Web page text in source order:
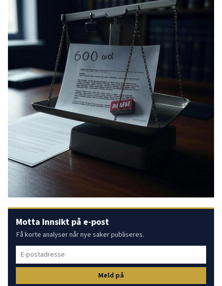
Motta Innsikt på e-post
Få korte analyser når nye saker publiseres.
Meld på